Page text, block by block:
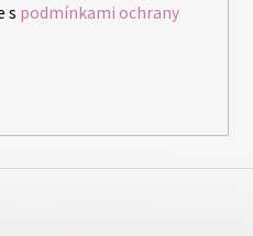
s podmínkami ochrany